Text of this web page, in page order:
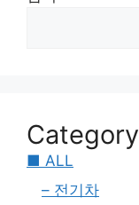
Category
■ ALL
– 전기차